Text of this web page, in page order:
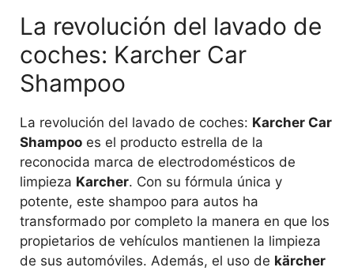
La revolución del lavado de
coches: Karcher Car
Shampoo
La revolución del lavado de coches: Karcher Car
Shampoo es el producto estrella de la
reconocida marca de electrodomésticos de
limpieza Karcher. Con su fórmula única y
potente, este shampoo para autos ha
transformado por completo la manera en que los
propietarios de vehículos mantienen la limpieza
de sus automóviles. Además, el uso de kärcher